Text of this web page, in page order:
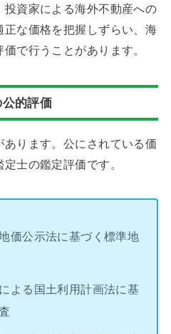
資家による海外不動産への
な価格を把握しずらい、海
で行うことがあります。
的評価
ります。公にされている価
士の鑑定評価です。
価公示法に基づく標準地
よる国土利用計画法に基